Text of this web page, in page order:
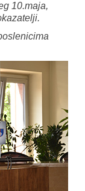
10.maja,